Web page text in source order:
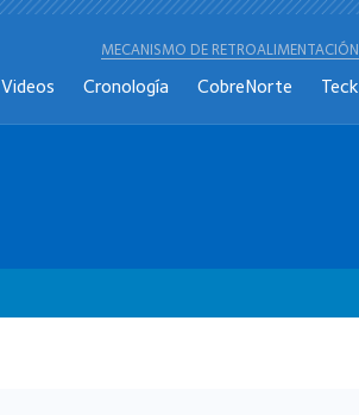
MECANISMO DE RETROALIMENTACIÓN
Videos Cronología CobreNorte Teck